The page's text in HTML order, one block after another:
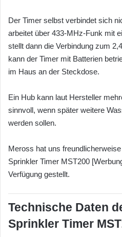
Der Timer selbst verbindet sich
arbeitet über 433-MHz-Funk mit
stellt dann die Verbindung zum
kann der Timer mit Batterien
im Haus an der Steckdose.
Ein Hub kann laut Hersteller
sinnvoll, wenn später weitere
werden sollen.
Meross hat uns
Sprinkler Timer MST200
Verfügung gestellt.
Technische Daten
Sprinkler Timer